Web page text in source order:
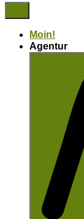
Moin!
Agentur